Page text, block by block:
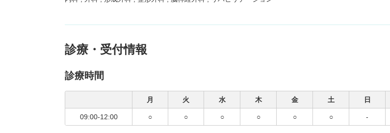
診療・受付情報
診療時間
月 火 水 木 金 土 日
09:00-12:00 ○ ○ ○ ○ ○ ○ -